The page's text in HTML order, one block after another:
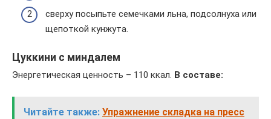
сверху посыпьте семечками льна, подсолнуха или
щепоткой кунжута.
Цуккини с миндалем
Энергетическая ценность – 110 ккал. В составе:
Читайте также: Упражнение складка на пресс